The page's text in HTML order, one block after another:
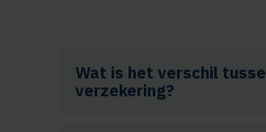
Wat is het verschil
verzekering?